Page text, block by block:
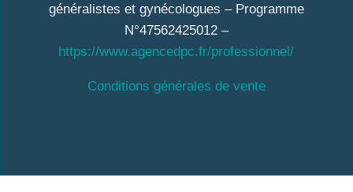
généralistes et gynécologues – Programme
N°47562425012 –
https://www.agencedpc.fr/professionnel/
Conditions générales de vente